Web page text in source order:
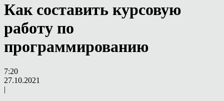
Как составить курсовую
работу по
программированию
7:20
27.10.2021
|